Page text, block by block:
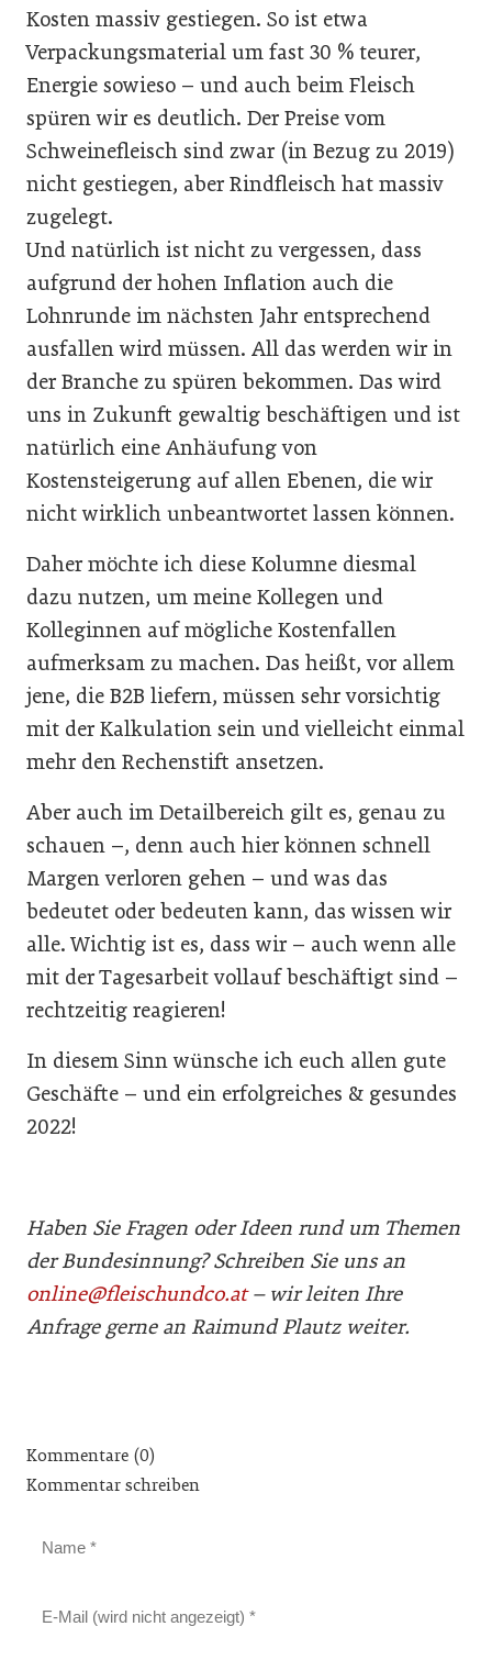
Kosten massiv gestiegen. So ist etwa
Verpackungsmaterial um fast 30 % teurer,
Energie sowieso – und auch beim Fleisch
spüren wir es deutlich. Der Preise vom
Schweinefleisch sind zwar (in Bezug zu 2019)
nicht gestiegen, aber Rindfleisch hat massiv
zugelegt.
Und natürlich ist nicht zu vergessen, dass
aufgrund der hohen Inflation auch die
Lohnrunde im nächsten Jahr entsprechend
ausfallen wird müssen. All das werden wir in
der Branche zu spüren bekommen. Das wird
uns in Zukunft gewaltig beschäftigen und ist
natürlich eine Anhäufung von
Kostensteigerung auf allen Ebenen, die wir
nicht wirklich unbeantwortet lassen können.
Daher möchte ich diese Kolumne diesmal
dazu nutzen, um meine Kollegen und
Kolleginnen auf mögliche Kostenfallen
aufmerksam zu machen. Das heißt, vor allem
jene, die B2B liefern, müssen sehr vorsichtig
mit der Kalkulation sein und vielleicht einmal
mehr den Rechenstift ansetzen.
Aber auch im Detailbereich gilt es, genau zu
schauen –, denn auch hier können schnell
Margen verloren gehen – und was das
bedeutet oder bedeuten kann, das wissen wir
alle. Wichtig ist es, dass wir – auch wenn alle
mit der Tagesarbeit vollauf beschäftigt sind –
rechtzeitig reagieren!
In diesem Sinn wünsche ich euch allen gute
Geschäfte – und ein erfolgreiches & gesundes
2022!
Haben Sie Fragen oder Ideen rund um Themen
der Bundes­innung? Schreiben Sie uns an
online@fleischundco.at– wir leiten Ihre
Anfrage gerne an Raimund Plautz weiter.
Kommentare (0)
Kommentar schreiben